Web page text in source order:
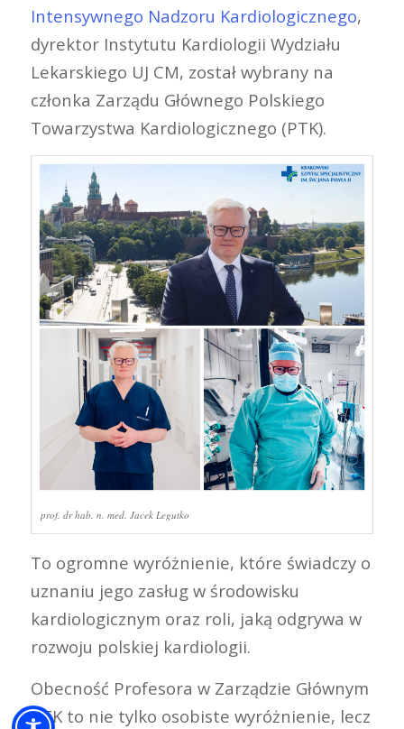
Intensywnego Nadzoru Kardiologicznego,
dyrektor Instytutu Kardiologii Wydziału
Lekarskiego UJ CM, został wybrany na
członka Zarządu Głównego Polskiego
Towarzystwa Kardiologicznego (PTK).
prof. dr hab. n. med. Jacek Legutko
To ogromne wyróżnienie, które świadczy o
uznaniu jego zasług w środowisku
kardiologicznym oraz roli, jaką odgrywa w
rozwoju polskiej kardio­logii.
Obecność Profesora w Zarządzie Głównym
PTK to nie tylko osobiste wyróżnienie, lecz